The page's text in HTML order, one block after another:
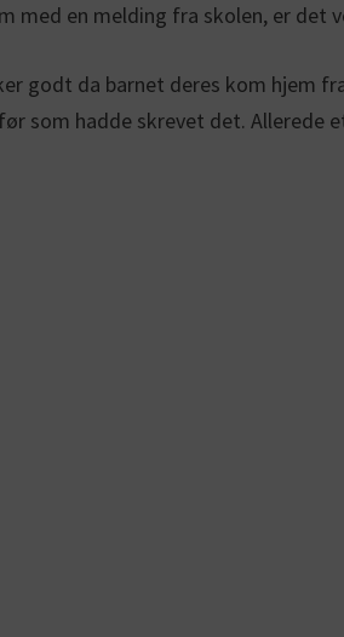
med en melding fra skolen, er det
godt da barnet deres kom hjem
som hadde skrevet det. Allerede